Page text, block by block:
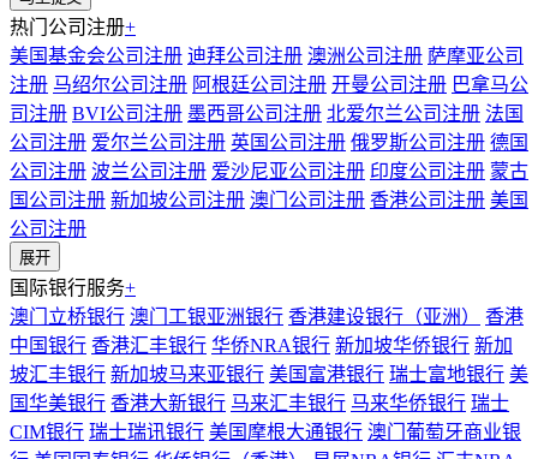
热门公司注册+
美国基金会公司注册 迪拜公司注册 澳洲公司注册 萨摩亚公司
注册 马绍尔公司注册 阿根廷公司注册 开曼公司注册 巴拿马公
司注册 BVI公司注册 墨西哥公司注册 北爱尔兰公司注册 法国
公司注册 爱尔兰公司注册 英国公司注册 俄罗斯公司注册 德国
公司注册 波兰公司注册 爱沙尼亚公司注册 印度公司注册 蒙古
国公司注册 新加坡公司注册 澳门公司注册 香港公司注册 美国
公司注册
展开
国际银行服务+
澳门立桥银行 澳门工银亚洲银行 香港建设银行（亚洲）
香港
中国银行 香港汇丰银行 华侨NRA银行 新加坡华侨银行 新加
坡汇丰银行 新加坡马来亚银行 美国富港银行 瑞士富地银行 美
国华美银行 香港大新银行 马来汇丰银行 马来华侨银行 瑞士
CIM银行 瑞士瑞讯银行 美国摩根大通银行 澳门葡萄牙商业银